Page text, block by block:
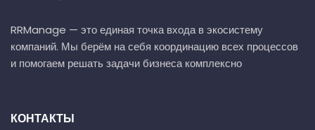
RRManage — это единая точка входа в экосистему
компаний. Мы берём на себя координацию всех процессов
и помогаем решать задачи бизнеса комплексно
КОНТАКТЫ